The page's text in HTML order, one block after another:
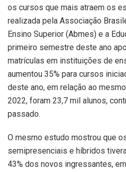
os cursos que mais atraem os
realizada pela Associação
Ensino Superior (Abmes) e a
primeiro semestre deste ano
matrículas em instituições de
aumentou 35% para cursos
deste ano, em relação ao
2022, foram 23,7 mil alunos,
passado.
O mesmo estudo mostrou que
semipresenciais e híbridos
43% dos novos ingressantes,